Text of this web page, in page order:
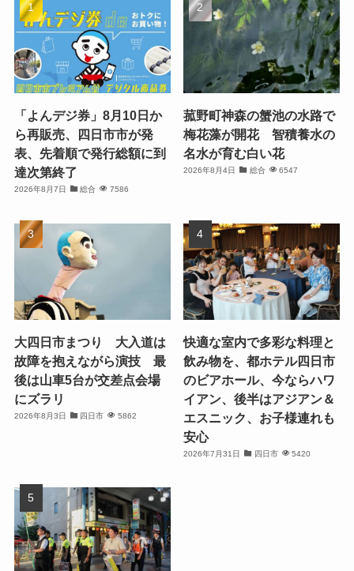
「よんデジ券」8月10日か
ら再販売、四日市市が発
表、先着順で発行総額に到
達次第終了
2026年8月7日 総合 7586
菰野町神森の蟹池の水路で
梅花藻が開花 智積養水の
名水が育む白い花
2026年8月4日 総合 6547
大四日市まつり 大入道は
故障を抱えながら演技 最
後は山車5台が交差点会場
にズラリ
2026年8月3日 四日市 5862
快適な室内で多彩な料理と
飲み物を、都ホテル四日市
のビアホール、今ならハワ
イアン、後半はアジアン＆
エスニック、お子様連れも
安心
2026年7月31日 四日市 5420